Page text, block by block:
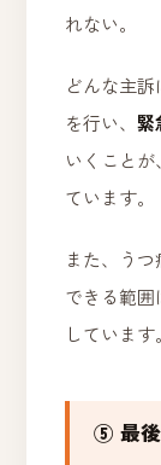
れない。
どんな主
を行い、緊
いくこと
ています。
また、う
できる範
しています。
⑤ 最後